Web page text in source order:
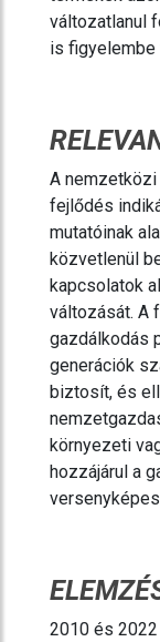
változatlanul
is figyelembe
A
fejlődés
mutatóinak
közvetlenül
kapcsolatok
változását. A
gazdálkodás
generációk
biztosít, és
környezeti
hozzájárul a
2010 és